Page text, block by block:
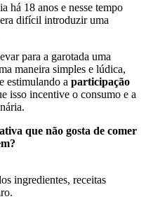
há 18 anos e nesse tempo
difícil introduzir uma
para a garotada uma
maneira simples e lúdica,
estimulando a participação
isso incentive o consumo e a
que não gosta de comer
ingredientes, receitas